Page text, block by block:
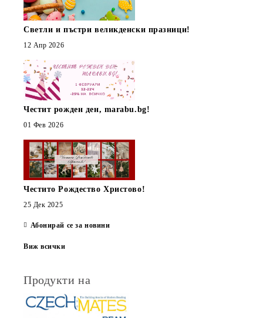
Светли и пъстри великденски празници!
12 Апр 2026
Честит рожден ден, marabu.bg!
01 Фев 2026
Честито Рождество Христово!
25 Дек 2025
Абонирай се за новини
Виж всички
Продукти на